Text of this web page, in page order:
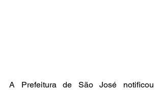
A Prefeitura de São José notificou